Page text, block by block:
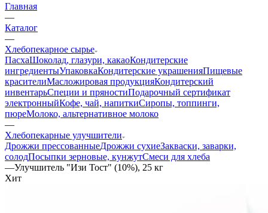
Главная
—
Каталог
—
Хлебопекарное сырье
ПасхаШоколад, глазури, какаоКондитерские
ингредиентыУпаковкаКондитерские украшенияПищевые
красителиМасложировая продукцияКондитерский
инвентарьСпеции и пряностиПодарочный сертификат
электронныйКофе, чай, напиткиСиропы, топпинги,
пюреМолоко, альтернативное молоко
—
Хлебопекарные улучшители
Дрожжи прессованныеДрожжи сухиеЗакваски, заварки,
солодПосыпки зерновые, кунжутСмеси для хлеба
—Улучшитель "Изи Тост" (10%), 25 кг
Хит